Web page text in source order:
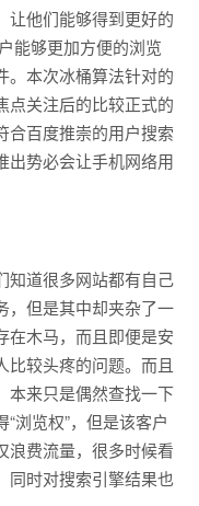
让他们能够得到更好的
能够更加方便的浏览
。本次冰桶算法针对的
点关注后的比较正式的
合百度推崇的用户搜索
出势必会让手机网络用
知道很多网站都有自己
，但是其中却夹杂了一
在木马，而且即便是安
比较头疼的问题。而且
本来只是偶然查找一下
浏览权”，但是该客户
浪费流量，很多时候看
同时对搜索引擎结果也